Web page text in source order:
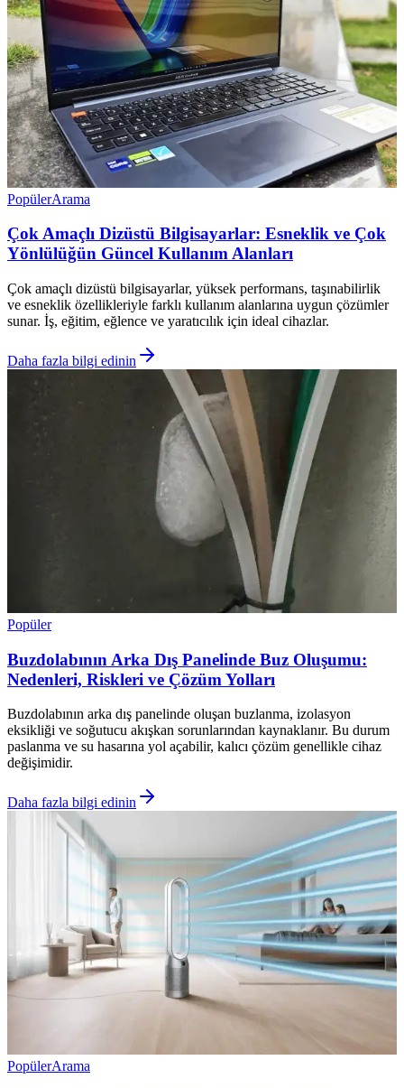
PopülerArama
Çok Amaçlı Dizüstü Bilgisayarlar: Esneklik ve Çok
Yönlülüğün Güncel Kullanım Alanları
Çok amaçlı dizüstü bilgisayarlar, yüksek performans, taşınabilirlik
ve esneklik özellikleriyle farklı kullanım alanlarına uygun çözümler
sunar. İş, eğitim, eğlence ve yaratıcılık için ideal cihazlar.
Daha fazla bilgi edinin
Popüler
Buzdolabının Arka Dış Panelinde Buz Oluşumu:
Nedenleri, Riskleri ve Çözüm Yolları
Buzdolabının arka dış panelinde oluşan buzlanma, izolasyon
eksikliği ve soğutucu akışkan sorunlarından kaynaklanır. Bu durum
paslanma ve su hasarına yol açabilir, kalıcı çözüm genellikle cihaz
değişimidir.
Daha fazla bilgi edinin
PopülerArama